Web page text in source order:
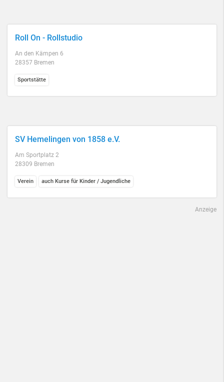
Roll On - Rollstudio
An den Kämpen 6
28357 Bremen
Sportstätte
SV Hemelingen von 1858 e.V.
Am Sportplatz 2
28309 Bremen
Verein auch Kurse für Kinder / Jugendliche
Anzeige